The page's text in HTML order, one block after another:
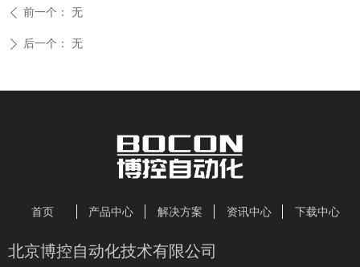
ꄴ 前一个： 无
ꄲ 后一个： 无
首页 产品中心 解决方案 资讯中心 下载中心
北京博控自动化技术有限公司